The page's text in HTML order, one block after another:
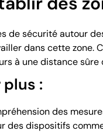
de sécurité autour
dans cette zone.
à une distance
plus :
des
des dispositifs